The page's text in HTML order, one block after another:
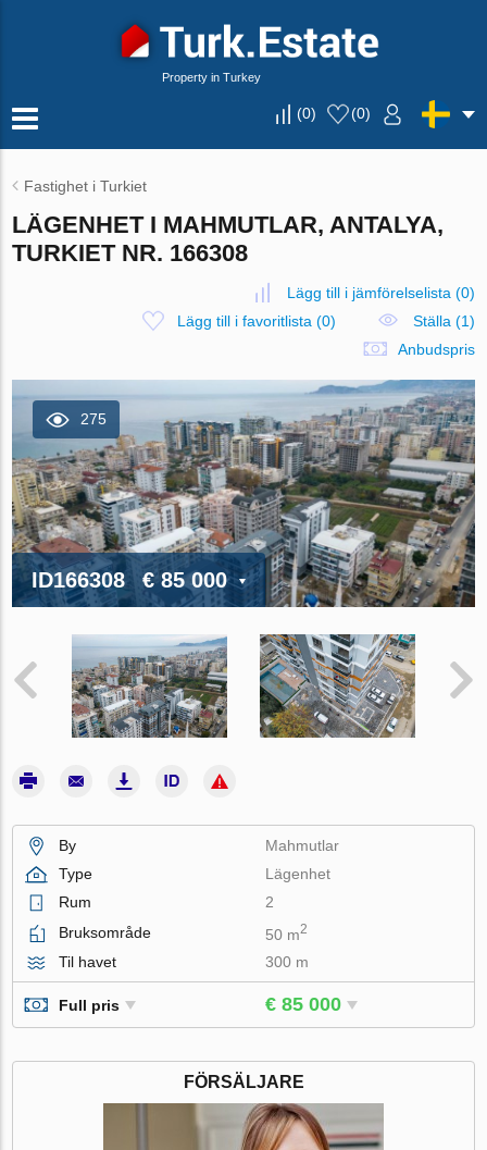
Property in Turkey
(0) (0)
Fastighet i Turkiet
LÄGENHET I MAHMUTLAR, ANTALYA,
TURKIET NR. 166308
Lägg till i jämförelselista (0)
Lägg till i favoritlista (0)
Ställa (1)
Anbudspris
275
ID166308 € 85 000
By
Mahmutlar
Type
Lägenhet
Rum
2
Bruksområde
50 m2
Til havet 300 m
Full pris € 85 000
FÖRSÄLJARE